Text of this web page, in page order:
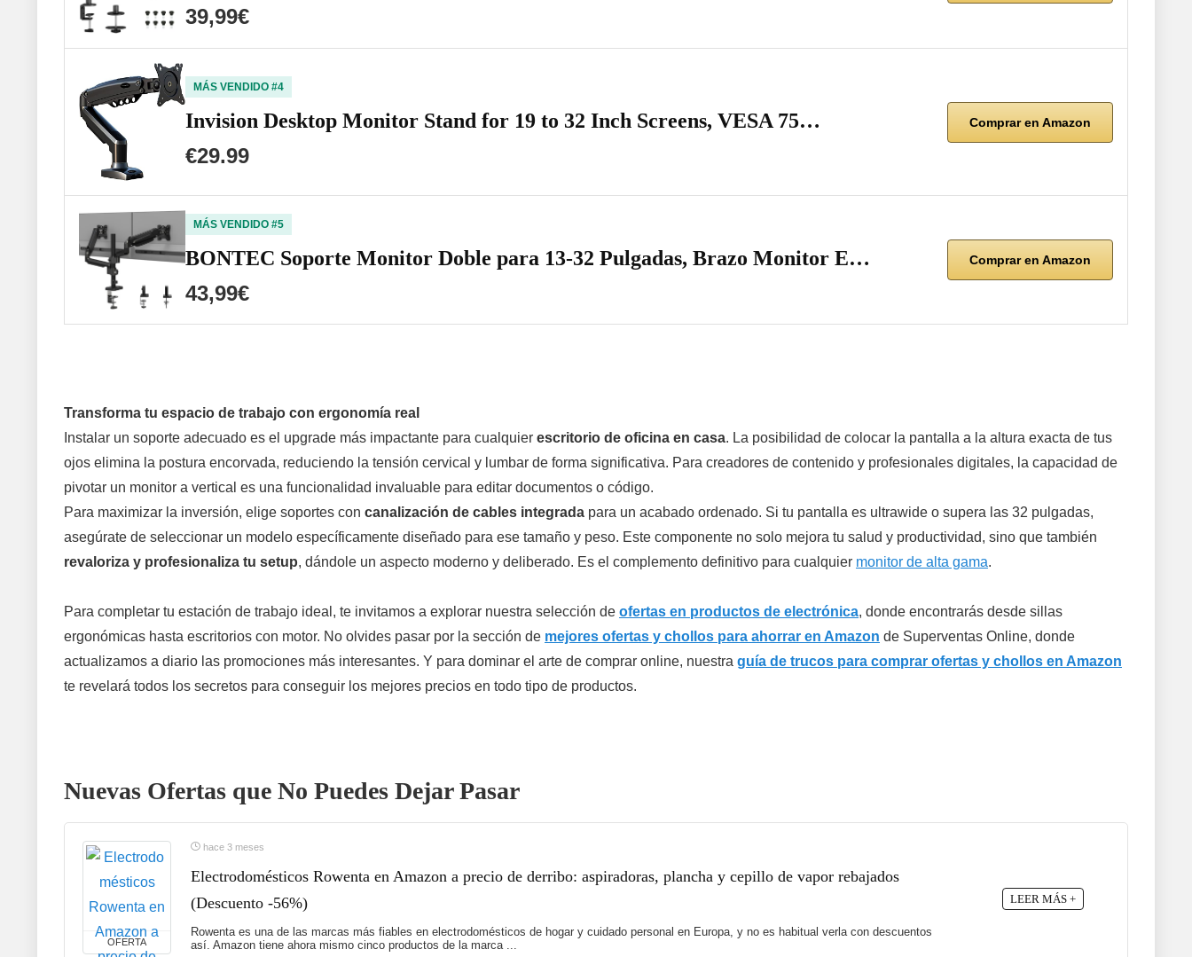
39,99€
MÁS VENDIDO #4
Invision Desktop Monitor Stand for 19 to 32 Inch Screens, VESA 75…
€29.99
Comprar en Amazon
MÁS VENDIDO #5
BONTEC Soporte Monitor Doble para 13-32 Pulgadas, Brazo Monitor E…
43,99€
Comprar en Amazon
Transforma tu espacio de trabajo con ergonomía real
Instalar un soporte adecuado es el upgrade más impactante para cualquier escritorio de oficina en casa. La posibilidad de colocar la pantalla a la altura exacta de tus
ojos elimina la postura encorvada, reduciendo la tensión cervical y lumbar de forma significativa. Para creadores de contenido y profesionales digitales, la capacidad de
pivotar un monitor a vertical es una funcionalidad invaluable para editar documentos o código.
Para maximizar la inversión, elige soportes con canalización de cables integrada para un acabado ordenado. Si tu pantalla es ultrawide o supera las 32 pulgadas,
asegúrate de seleccionar un modelo específicamente diseñado para ese tamaño y peso. Este componente no solo mejora tu salud y productividad, sino que también
revaloriza y profesionaliza tu setup, dándole un aspecto moderno y deliberado. Es el complemento definitivo para cualquier monitor de alta gama.
Para completar tu estación de trabajo ideal, te invitamos a explorar nuestra selección de ofertas en productos de electrónica, donde encontrarás desde sillas
ergonómicas hasta escritorios con motor. No olvides pasar por la sección de mejores ofertas y chollos para ahorrar en Amazon de Superventas Online, donde
actualizamos a diario las promociones más interesantes. Y para dominar el arte de comprar online, nuestra guía de trucos para comprar ofertas y chollos en Amazon
te revelará todos los secretos para conseguir los mejores precios en todo tipo de productos.
Nuevas Ofertas que No Puedes Dejar Pasar
OFERTA
hace 3 meses
Electrodomésticos Rowenta en Amazon a precio de derribo: aspiradoras, plancha y cepillo de vapor rebajados
(Descuento -56%)
Rowenta es una de las marcas más fiables en electrodomésticos de hogar y cuidado personal en Europa, y no es habitual verla con descuentos
así. Amazon tiene ahora mismo cinco productos de la marca ...
LEER MÁS +